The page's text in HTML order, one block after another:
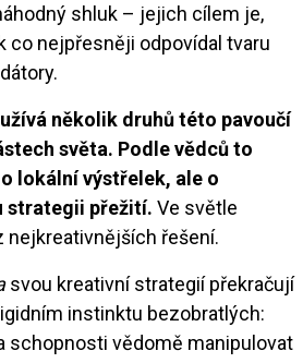
shluk – jejich cílem je,
co nejpřesněji odpovídal tvaru
několik druhů této pavoučí
světa. Podle vědců to
lokální výstřelek, ale o
strategii přežití. Ve světle
nejkreativnějších řešení.
svou kreativní strategií překračují
instinktu bezobratlých:
schopnosti vědomě manipulovat